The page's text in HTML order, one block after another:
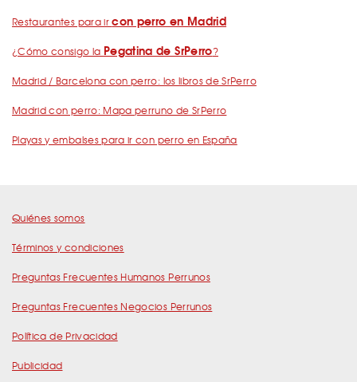
Restaurantes para ircon perro en Madrid
¿Cómo consigo la Pegatina de SrPerro?
Madrid / Barcelona con perro: los libros de SrPerro
Madrid con perro: Mapa perruno de SrPerro
Playas y embalses para ir con perro en España
Quiénes somos
Términos y condiciones
Preguntas Frecuentes Humanos Perrunos
Preguntas Frecuentes Negocios Perrunos
Política de Privacidad
Publicidad